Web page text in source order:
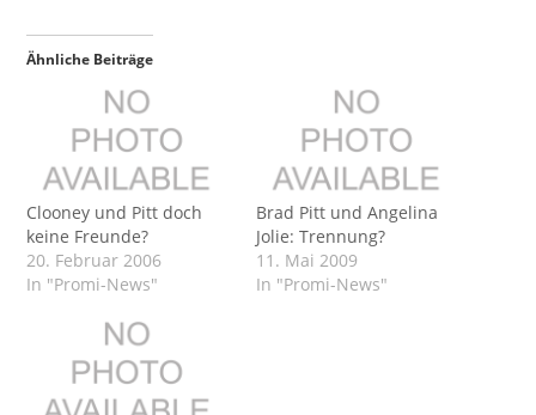
Ähnliche Beiträge
Clooney und Pitt doch
keine Freunde?
20. Februar 2006
In "Promi-News"
Brad Pitt und Angelina
Jolie: Trennung?
11. Mai 2009
In "Promi-News"